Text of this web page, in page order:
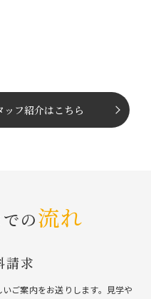
ッフ紹介はこちら
の流れ
請求
いご案内をお送りします。⾒学や